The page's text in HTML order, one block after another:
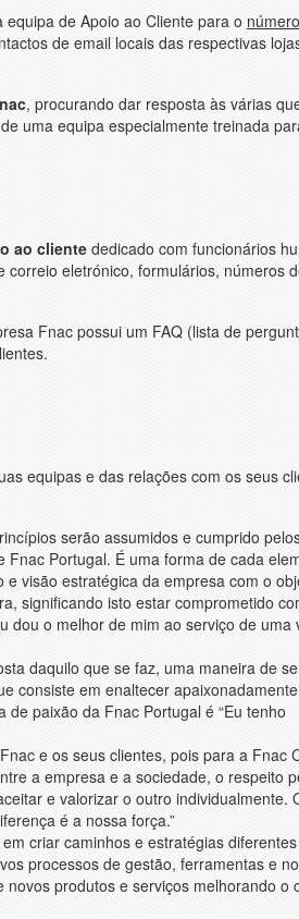
de Apoio ao Cliente para o
de email locais das respectivas
, procurando dar resposta às várias
uma equipa especialmente treinada
ao cliente dedicado com funcionários
eletrónico, formulários, números
Fnac possui um FAQ (lista de
equipas e das relações com os seus
serão assumidos e cumprido
Portugal. É uma forma de cada
visão estratégica da empresa com o
significando isto estar comprometido
dou o melhor de mim ao serviço de uma
daquilo que se faz, uma maneira de
consiste em enaltecer
paixão da Fnac Portugal é “Eu tenho
e os seus clientes, pois para a Fnac
a empresa e a sociedade, o respeito
e valorizar o outro individualmente.
é a nossa força.”
criar caminhos e estratégias
processos de gestão, ferramentas e
produtos e serviços melhorando o